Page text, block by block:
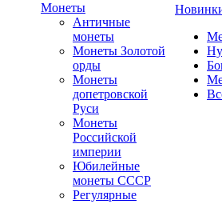
Монеты
Античные
монеты
Монеты Золотой
орды
Монеты
допетровской
Руси
Монеты
Российской
империи
Юбилейные
монеты СССР
Регулярные